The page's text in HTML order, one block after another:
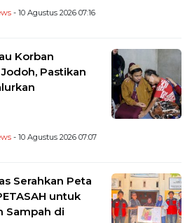
- 10 Agustus 2026 07:16
Korban
Pastikan
- 10 Agustus 2026 07:07
Serahkan Peta
untuk
Sampah di